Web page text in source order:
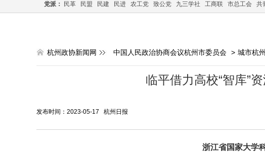
党派： 民革 民盟 民建 民进 农工党 致公党 九三学社 工商联 市总工会 共
杭州政协新闻网 中国人民政治协商会议杭州市委员会 > 城市杭州
临平借力高校“智库”
发布时间：2023-05-17 杭州日报
浙江省国家大学